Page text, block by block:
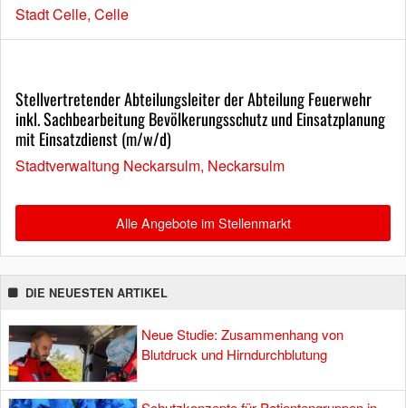
Stadt Celle, Celle
Stellvertretender Abteilungsleiter der Abteilung Feuerwehr
inkl. Sachbearbeitung Bevölkerungsschutz und Einsatzplanung
mit Einsatzdienst (m/w/d)
Stadtverwaltung Neckarsulm, Neckarsulm
Alle Angebote im Stellenmarkt
DIE NEUESTEN ARTIKEL
Neue Studie: Zusammenhang von
Blutdruck und Hirndurchblutung